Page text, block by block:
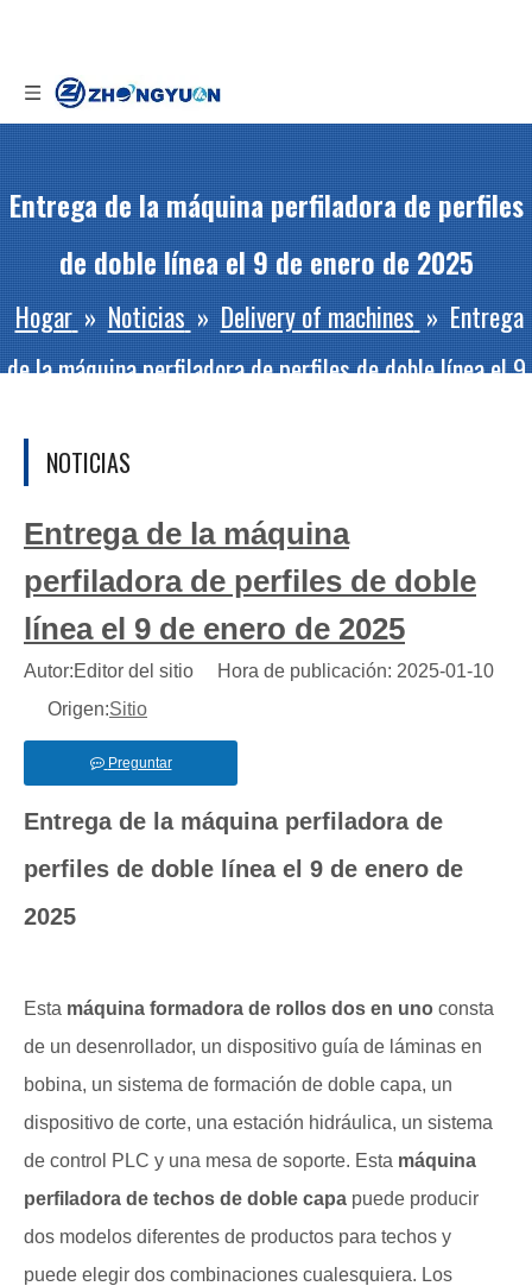
Entrega de la máquina perfiladora de perfiles
de doble línea el 9 de enero de 2025
Hogar » Noticias » Delivery of machines » Entrega
de la máquina perfiladora de perfiles de doble línea el 9
NOTICIAS
Entrega de la máquina
perfiladora de perfiles de doble
línea el 9 de enero de 2025
Autor:Editor del sitio Hora de publicación: 2025-01-10
Origen:Sitio
Preguntar
Entrega de la máquina perfiladora de
perfiles de doble línea el 9 de enero de
2025
Esta máquina formadora de rollos dos en uno consta
de un desenrollador, un dispositivo guía de láminas en
bobina, un sistema de formación de doble capa, un
dispositivo de corte, una estación hidráulica, un sistema
de control PLC y una mesa de soporte. Esta máquina
perfiladora de techos de doble capa puede producir
dos modelos diferentes de productos para techos y
puede elegir dos combinaciones cualesquiera. Los